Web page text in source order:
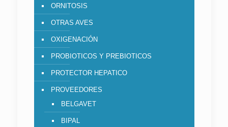
ORNITOSIS
OTRAS AVES
OXIGENACIÓN
PROBIOTICOS Y PREBIOTICOS
PROTECTOR HEPATICO
PROVEEDORES
BELGAVET
BIPAL